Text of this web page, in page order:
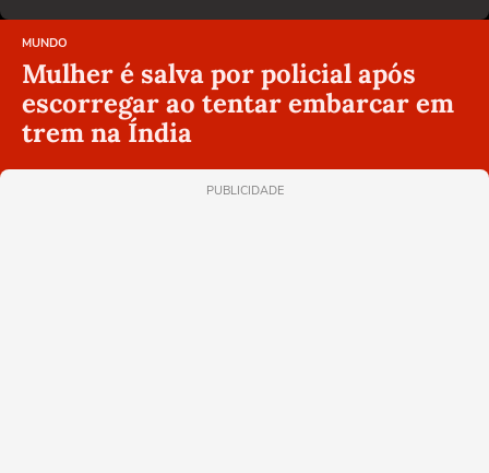
MUNDO
Mulher é salva por policial após
escorregar ao tentar embarcar em
trem na Índia
PUBLICIDADE